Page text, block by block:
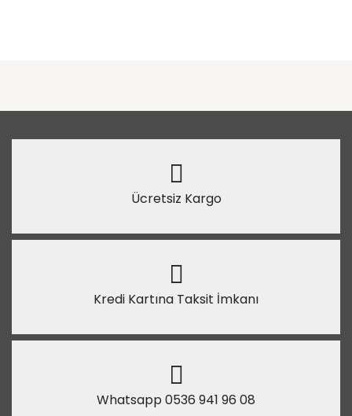
Ücretsiz Kargo
Kredi Kartına Taksit İmkanı
Whatsapp 0536 941 96 08